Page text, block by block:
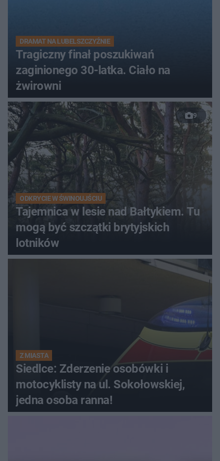
DRAMAT NA LUBELSZCZYŹNIE
Tragiczny finał poszukiwań
zaginionego 30-latka. Ciało na
żwirowni
9
ODKRYCIE W ŚWINOUJŚCIU
Tajemnica w lesie nad Bałtykiem. Tu
mogą być szczątki brytyjskich
lotników
Z MIASTA
Siedlce: Zderzenie osobówki i
motocyklisty na ul. Sokołowskiej,
jedna osoba ranna!